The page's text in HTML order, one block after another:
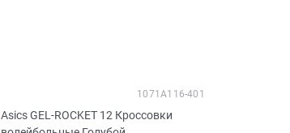
Asics GEL-ROCKET 12 Кроссовки
1071A116-401